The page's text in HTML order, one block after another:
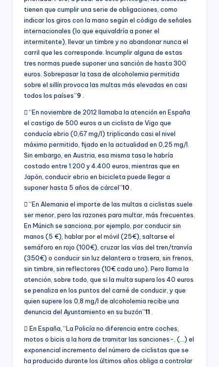
tienen que cumplir una serie de obligaciones, como
indicar los giros con la mano según el código de señales
internacionales (lo que equivaldría a poner el
intermitente), llevar un timbre y no abandonar nunca el
carril que les corresponde. Incumplir alguna de estas
tres normas puede suponer una sanción de hasta 300
euros. Sobrepasar la tasa de alcoholemia permitida
sobre el sillín provoca las multas más elevadas en casi
todos los países”9 .
 “En noviembre de 2012 llamaba la atención en España
el castigo de 500 euros a un ciclista de Vigo que
conducía ebrio (0,67 mg/l) triplicando casi el nivel
máximo permitido, fijado en la actualidad en 0,25 mg/l.
Sin embargo, en Austria, esa misma tasa le habría
costado entre 1.200 y 4.400 euros, mientras que en
Japón, conducir ebrio en bicicleta puede llegar a
suponer hasta 5 años de cárcel”10 .
 “En Alemania el importe de las multas a ciclistas suele
ser menor, pero las razones para multar, más frecuentes.
En Múnich se sanciona, por ejemplo, por conducir sin
manos (5 €), hablar por el móvil (25€), saltarse el
semáforo en rojo (100€), cruzar las vías del tren/tranvía
(350€) o conducir sin luz delantera o trasera, sin frenos,
sin timbre, sin reflectores (10€ cada uno). Pero llama la
atención, sobre todo, que si la multa supera los 40 euros
se penaliza en los puntos del carné de conducir, y que
quien supere los 0,8 mg/l de alcoholemia recibe una
denuncia del Ayuntamiento en su buzón”11 .
 En España, “La Policía no diferencia entre coches,
motos o bicis a la hora de tramitar las sanciones-, (…) el
exponencial incremento del número de ciclistas que se
ha producido durante los últimos años obliga a controlar